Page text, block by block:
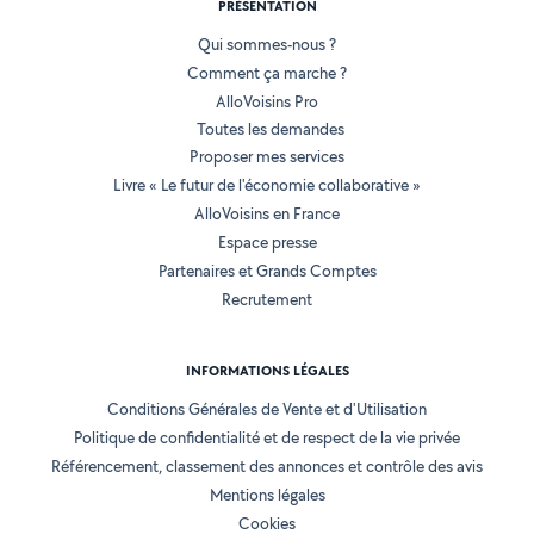
PRÉSENTATION
Qui sommes-nous ?
Comment ça marche ?
AlloVoisins Pro
Toutes les demandes
Proposer mes services
Livre « Le futur de l'économie collaborative »
AlloVoisins en France
Espace presse
Partenaires et Grands Comptes
Recrutement
INFORMATIONS LÉGALES
Conditions Générales de Vente et d'Utilisation
Politique de confidentialité et de respect de la vie privée
Référencement, classement des annonces et contrôle des avis
Mentions légales
Cookies